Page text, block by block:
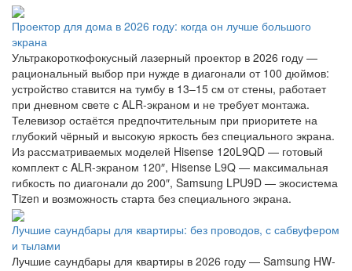
Проектор для дома в 2026 году: когда он лучше большого
экрана
Ультракороткофокусный лазерный проектор в 2026 году —
рациональный выбор при нужде в диагонали от 100 дюймов:
устройство ставится на тумбу в 13–15 см от стены, работает
при дневном свете с ALR-экраном и не требует монтажа.
Телевизор остаётся предпочтительным при приоритете на
глубокий чёрный и высокую яркость без специального экрана.
Из рассматриваемых моделей Hisense 120L9QD — готовый
комплект с ALR-экраном 120″, Hisense L9Q — максимальная
гибкость по диагонали до 200″, Samsung LPU9D — экосистема
Tizen и возможность старта без специального экрана.
Лучшие саундбары для квартиры: без проводов, с сабвуфером
и тылами
Лучшие саундбары для квартиры в 2026 году — Samsung HW-